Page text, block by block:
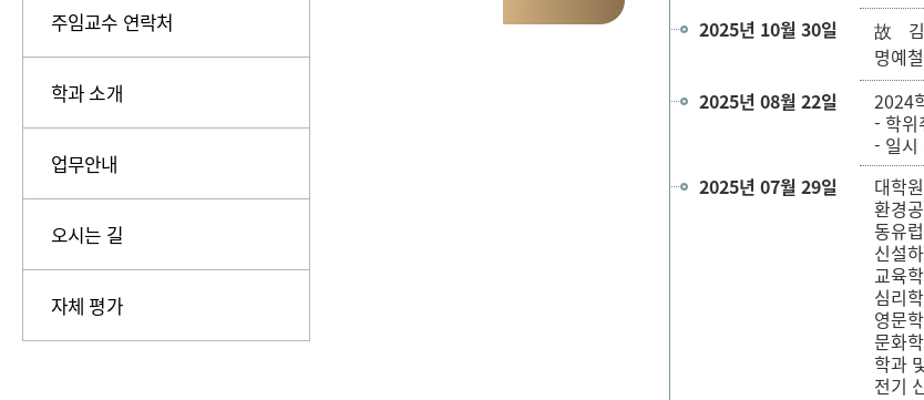
주임교수 연락처
학과 소개
업무안내
오시는 길
자체 평가
2025년 10월 30일
故
명예
2025년 08월 22일
2024
- 학위
- 일시
2025년 07월 29일
대학
환경
동유
신설
교육
심리
영문
문화
학과
전기